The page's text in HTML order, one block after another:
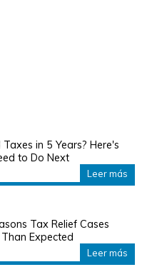
in 5 Years? Here's
to Do Next
Leer más
Tax Relief Cases
Expected
Leer más